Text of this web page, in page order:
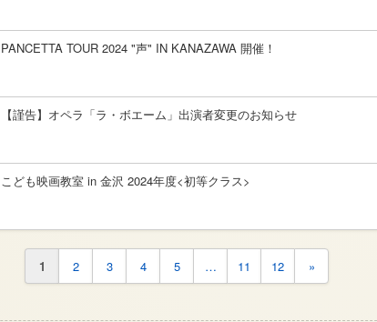
PANCETTA TOUR 2024 "声" IN KANAZAWA 開催！
【謹告】オペラ「ラ・ボエーム」出演者変更のお知らせ
こども映画教室 in 金沢 2024年度<初等クラス>
1 2 3 4 5 … 11 12 »